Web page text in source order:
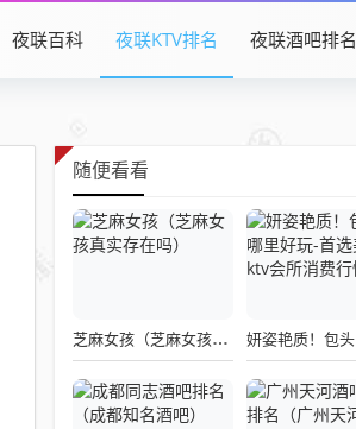
夜联百科 夜联KTV排名 夜联酒吧排名
随便看看
芝麻女孩（芝麻女孩真实存在吗）